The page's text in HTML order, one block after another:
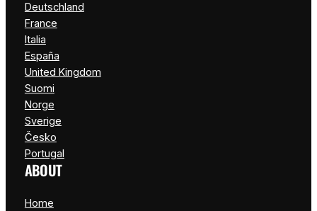
Deutschland
France
Italia
España
United Kingdom
Suomi
Norge
Sverige
Česko
Portugal
ABOUT
Home